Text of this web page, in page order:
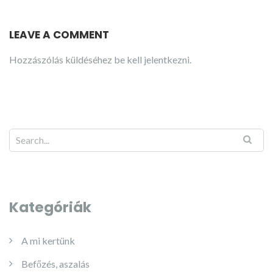
LEAVE A COMMENT
Hozzászólás küldéséhez be kell jelentkezni.
Kategóriák
A mi kertünk
Befőzés, aszalás